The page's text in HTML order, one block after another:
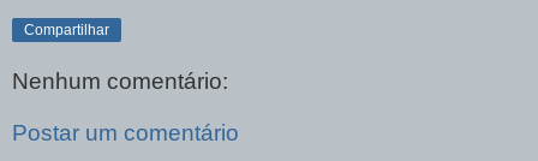
Compartilhar
Nenhum comentário:
Postar um comentário